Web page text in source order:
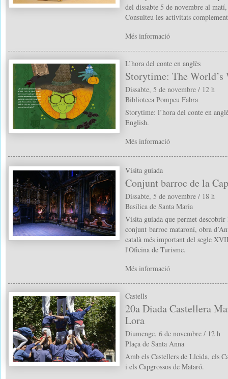
del dissabte 5 de novembre al
Consulteu les activitats
Més informació
L’hora del conte en anglès
Storytime: The
Dissabte, 5 de novembre / 12 h
Biblioteca Pompeu Fabra
Storytime: l’hora del conte en
English.
Més informació
Visita guiada
Conjunt barroc de la
Dissabte, 5 de novembre / 18 h
Basílica de Santa Maria
Visita guiada que permet
conjunt barroc mataroní, obra
català més important del segle
l'Oficina de Turisme.
Més informació
Castells
20a Diada Castellera
Lora
Diumenge, 6 de novembre / 12 h
Plaça de Santa Anna
Amb els Castellers de Lleida, els
i els Capgrossos de Mataró.